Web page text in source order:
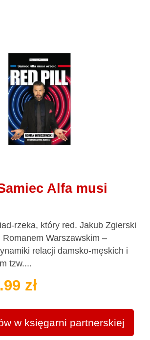
Alfa musi
rzeka, który red. Jakub Zgierski
Romanem Warszawskim –
relacji damsko-męskich i
tzw....
zł
w księgarni partnerskiej